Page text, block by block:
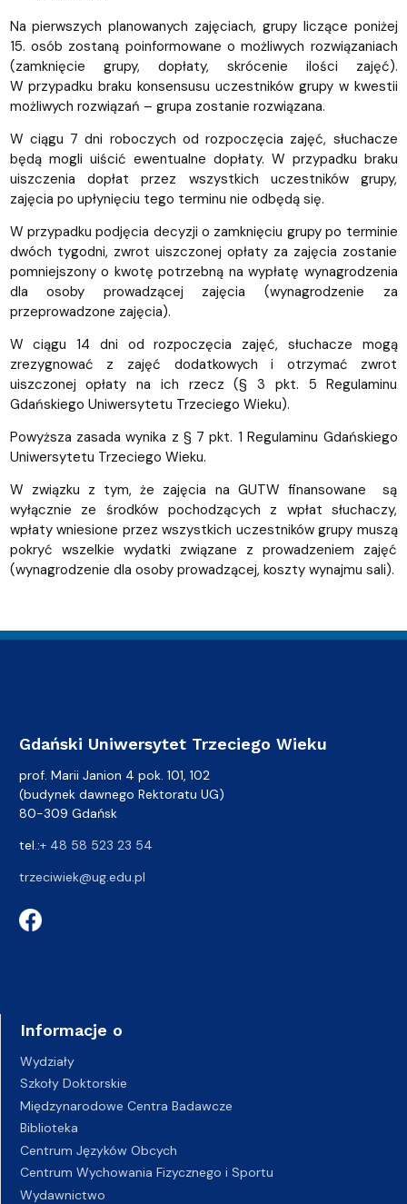
Na pierwszych planowanych zajęciach, grupy liczące poniżej
15. osób zostaną poinformowane o możliwych rozwiązaniach
(zamknięcie grupy, dopłaty, skrócenie ilości zajęć).
W przypadku braku konsensusu uczestników grupy w kwestii
możliwych rozwiązań – grupa zostanie rozwiązana.
W ciągu 7 dni roboczych od rozpoczęcia zajęć, słuchacze
będą mogli uiścić ewentualne dopłaty. W przypadku braku
uiszczenia dopłat przez wszystkich uczestników grupy,
zajęcia po upłynięciu tego terminu nie odbędą się.
W przypadku podjęcia decyzji o zamknięciu grupy po terminie
dwóch tygodni, zwrot uiszczonej opłaty za zajęcia zostanie
pomniejszony o kwotę potrzebną na wypłatę wynagrodzenia
dla osoby prowadzącej zajęcia (wynagrodzenie za
przeprowadzone zajęcia).
W ciągu 14 dni od rozpoczęcia zajęć, słuchacze mogą
zrezygnować z zajęć dodatkowych i otrzymać zwrot
uiszczonej opłaty na ich rzecz (§ 3 pkt. 5 Regulaminu
Gdańskiego Uniwersytetu Trzeciego Wieku).
Powyższa zasada wynika z § 7 pkt. 1 Regulaminu Gdańskiego
Uniwersytetu Trzeciego Wieku.
W związku z tym, że zajęcia na GUTW finansowane są
wyłącznie ze środków pochodzących z wpłat słuchaczy,
wpłaty wniesione przez wszystkich uczestników grupy muszą
pokryć wszelkie wydatki związane z prowadzeniem zajęć
(wynagrodzenie dla osoby prowadzącej, koszty wynajmu sali).
Gdański Uniwersytet Trzeciego Wieku
prof. Marii Janion 4 pok. 101, 102
(budynek dawnego Rektoratu UG)
80-309 Gdańsk
tel.:+ 48 58 523 23 54
trzeciwiek@ug.edu.pl
Informacje o
Wydziały
Szkoły Doktorskie
Międzynarodowe Centra Badawcze
Biblioteka
Centrum Języków Obcych
Centrum Wychowania Fizycznego i Sportu
Wydawnictwo